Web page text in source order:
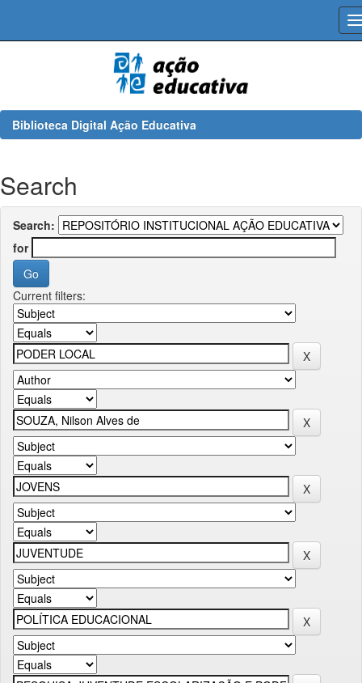
Biblioteca Digital Ação Educativa
Search
Search:
for
Current filters: